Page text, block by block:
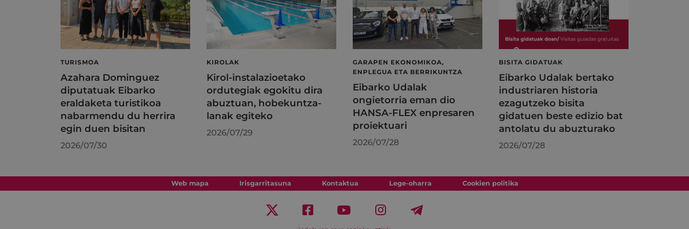
TURISMOA
Azahara Dominguez
diputatuak Eibarko
eraldaketa turistikoa
nabarmendu du herrira
egin duen bisitan
2026/07/30
KIROLAK
Kirol-instalazioetako
ordutegiak egokitu dira
abuztuan, hobekuntza-
lanak egiteko
2026/07/29
GARAPEN EKONOMIKOA,
ENPLEGUA ETA BERRIKUNTZA
Eibarko Udalak
ongietorria eman dio
HANSA-FLEX enpresaren
proiektuari
2026/07/28
BISITA GIDATUAK
Eibarko Udalak bertako
industriaren historia
ezagutzeko bisita
gidatuen beste edizio bat
antolatu du abuzturako
2026/07/28
Web mapa Irisgarritasuna Kontaktua Lege-oharra Cookien politika